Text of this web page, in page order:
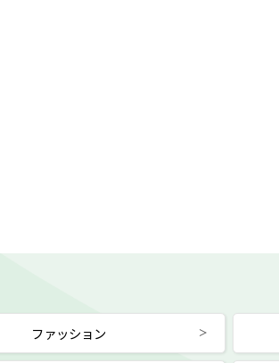
ファッション